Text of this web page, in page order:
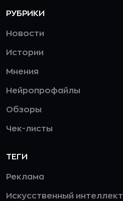
РУБРИКИ
Новости
Истории
Мнения
Нейропрофайлы
Обзоры
Чек-листы
ТЕГИ
Реклама
Искусственный интеллект